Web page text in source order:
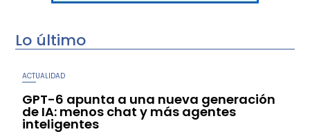
Lo último
ACTUALIDAD
GPT-6 apunta a una nueva generación
de IA: menos chat y más agentes
inteligentes